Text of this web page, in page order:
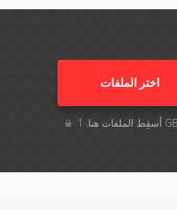
اختر الملفات